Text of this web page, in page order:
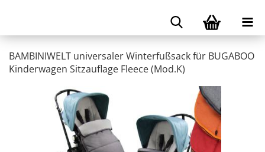
BAMBINIWELT universaler Winterfußsack für BUGABOO
Kinderwagen Sitzauflage Fleece (Mod.K)